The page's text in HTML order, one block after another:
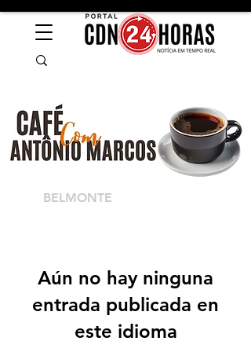
BELMONTE
Aún no hay ninguna
entrada publicada en
este idioma